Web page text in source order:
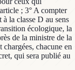
; 3° A compter
la classe D au sens
écologique, la
de la ministre de la
chacune en
qui sera publié au